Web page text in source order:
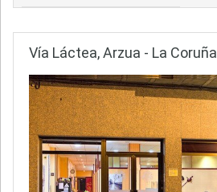
Vía Láctea, Arzua - La Coruña